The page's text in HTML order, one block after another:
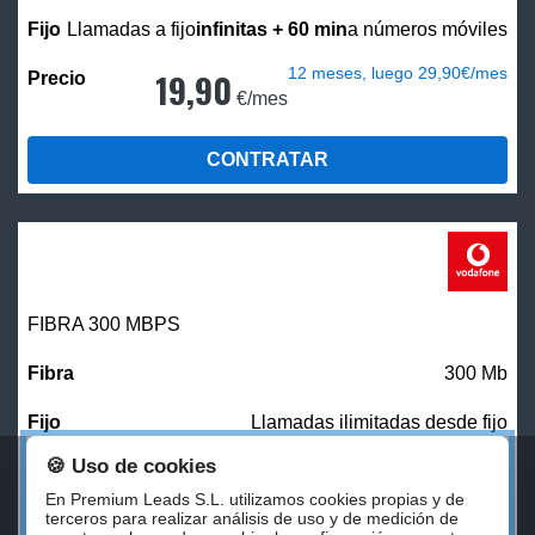
Llamadas a fijoinfinitas + 60 mina números móviles
19,90 €/mes
12 meses, luego 29,90€/mes
CONTRATAR
FIBRA 300 MBPS
300 Mb
Llamadas ilimitadas desde fijo
27,00 €/mes
🍪 Uso de cookies
En Premium Leads S.L. utilizamos cookies propias y de
terceros para realizar análisis de uso y de medición de